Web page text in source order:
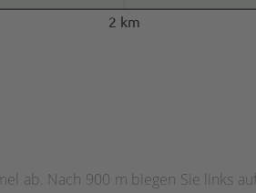
2 km
ab. Nach 900 m biegen Sie links